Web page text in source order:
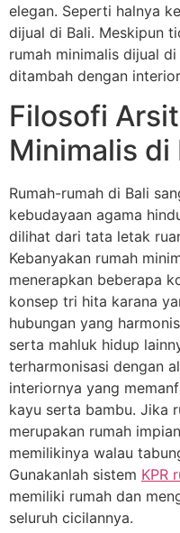
elegan. Seperti halnya
dijual di Bali. Meskipun
rumah minimalis dijual
ditambah dengan
Filosofi
Minimalis di
Rumah-rumah di Bali
kebudayaan agama
dilihat dari tata letak
Kebanyakan rumah
menerapkan beberapa
konsep tri hita karana
hubungan yang
serta mahluk hidup
terharmonisasi dengan
interiornya yang
kayu serta bambu. Jika
merupakan rumah
memilikinya walau
Gunakanlah sistem KPR
memiliki rumah dan
seluruh cicilannya.